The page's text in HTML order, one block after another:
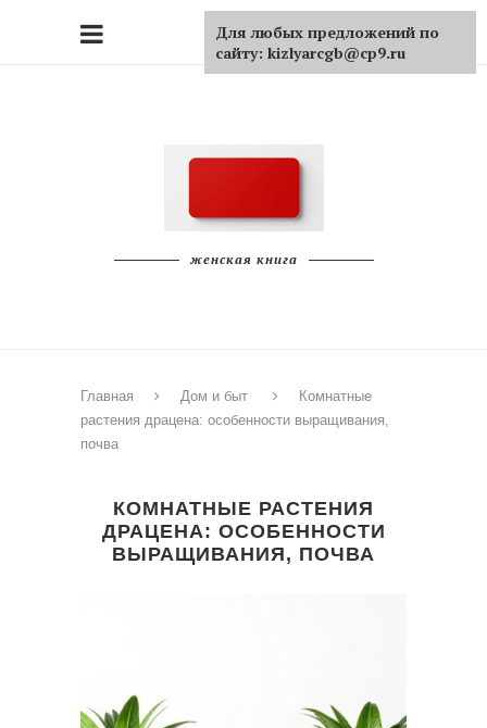
женская книга
Главная Дом и быт
Комнатные
растения драцена: особенности выращивания,
почва
КОМНАТНЫЕ РАСТЕНИЯ
ДРАЦЕНА: ОСОБЕННОСТИ
ВЫРАЩИВАНИЯ, ПОЧВА
Для любых предложений по
сайту: kizlyarcgb@cp9.ru